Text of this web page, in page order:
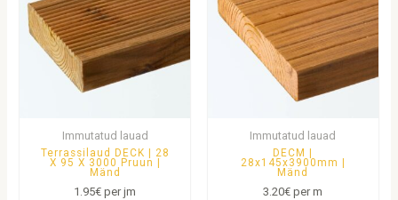
Immutatud lauad
Terrassilaud DECK | 28
X 95 X 3000 Pruun |
Mänd
1.95€ per jm
Immutatud lauad
DECM |
28x145x3900mm |
Mänd
3.20€ per m